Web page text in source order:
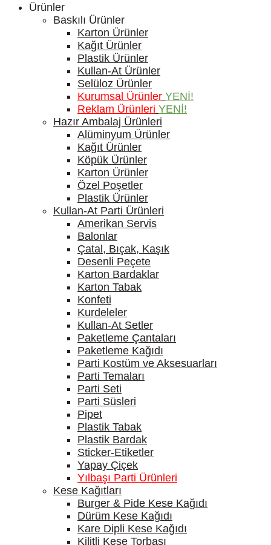
Ürünler
Baskılı Ürünler
Karton Ürünler
Kağıt Ürünler
Plastik Ürünler
Kullan-At Ürünler
Selüloz Ürünler
Kurumsal Ürünler YENİ!
Reklam Ürünleri YENİ!
Hazır Ambalaj Ürünleri
Alüminyum Ürünler
Kağıt Ürünler
Köpük Ürünler
Karton Ürünler
Özel Poşetler
Plastik Ürünler
Kullan-At Parti Ürünleri
Amerikan Servis
Balonlar
Çatal, Bıçak, Kaşık
Desenli Peçete
Karton Bardaklar
Karton Tabak
Konfeti
Kurdeleler
Kullan-At Setler
Paketleme Çantaları
Paketleme Kağıdı
Parti Kostüm ve Aksesuarları
Parti Temaları
Parti Seti
Parti Süsleri
Pipet
Plastik Tabak
Plastik Bardak
Sticker-Etiketler
Yapay Çiçek
Yılbaşı Parti Ürünleri
Kese Kağıtları
Burger & Pide Kese Kağıdı
Dürüm Kese Kağıdı
Kare Dipli Kese Kağıdı
Kilitli Kese Torbası